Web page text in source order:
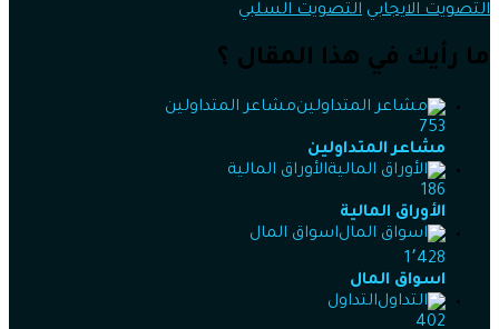
التصويت الايجابي التصويت السلبي
ما رأيك في هذا المقال ؟
مشاعر المتداولين
753
مشاعر المتداولين
الأوراق المالية
186
الأوراق المالية
اسواق المال
1٬428
اسواق المال
التداول
402